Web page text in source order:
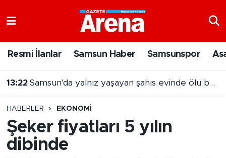
Resmi İlanlar Samsun Haber Samsunspor
13:22 Samsun'da yalnız yaşayan şahıs evinde ölü bulundu
HABERLER EKONOMI
Şeker fiyatları 5 yılın
dibinde
Samsun Namaz Vakitleri
Süper Lig Puan Durumu ve Fikstür